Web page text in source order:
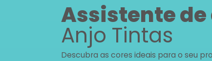
Assistente de
Anjo Tintas
Descubra as cores ideais para o seu